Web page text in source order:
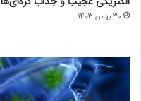
30 بهمن 1403